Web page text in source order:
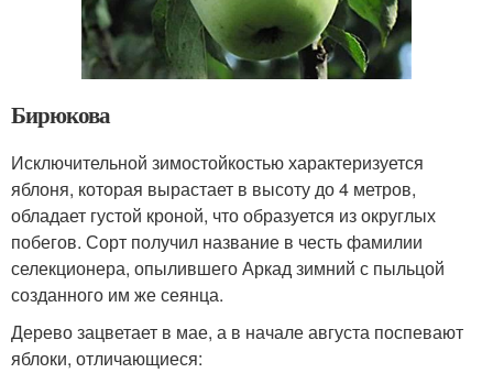
Бирюкова
Исключительной зимостойкостью характеризуется
яблоня, которая вырастает в высоту до 4 метров,
обладает густой кроной, что образуется из округлых
побегов. Сорт получил название в честь фамилии
селекционера, опылившего Аркад зимний с пыльцой
созданного им же сеянца.
Дерево зацветает в мае, а в начале августа поспевают
яблоки, отличающиеся: